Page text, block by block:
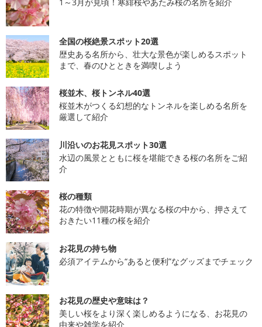
全国の桜絶景スポット20選
歴史ある名所から、壮大な景色が楽しめるスポット
まで、春のひとときを満喫しよう
桜並木、桜トンネル40選
桜並木がつくる幻想的なトンネルを楽しめる名所を
厳選して紹介
川沿いのお花見スポット30選
水辺の風景とともに桜を堪能できる桜の名所をご紹
介
桜の種類
花の特徴や開花時期が異なる桜の中から、押さえて
おきたい11種の桜を紹介
お花見の持ち物
必須アイテムから“あると便利”なグッズまでチェック
お花見の歴史や意味は？
美しい桜をより深く楽しめるようになる、お花見の
由来や雑学を紹介